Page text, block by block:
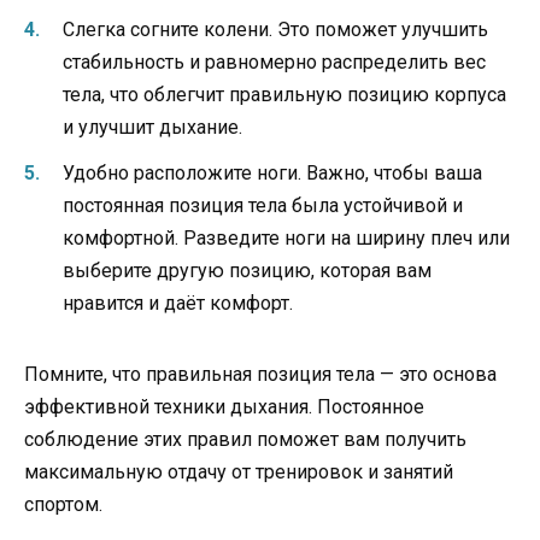
Слегка согните колени. Это поможет улучшить
стабильность и равномерно распределить вес
тела, что облегчит правильную позицию корпуса
и улучшит дыхание.
Удобно расположите ноги. Важно, чтобы ваша
постоянная позиция тела была устойчивой и
комфортной. Разведите ноги на ширину плеч или
выберите другую позицию, которая вам
нравится и даёт комфорт.
Помните, что правильная позиция тела — это основа
эффективной техники дыхания. Постоянное
соблюдение этих правил поможет вам получить
максимальную отдачу от тренировок и занятий
спортом.